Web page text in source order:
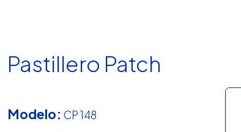
Pastillero Patch
Modelo: CP 148